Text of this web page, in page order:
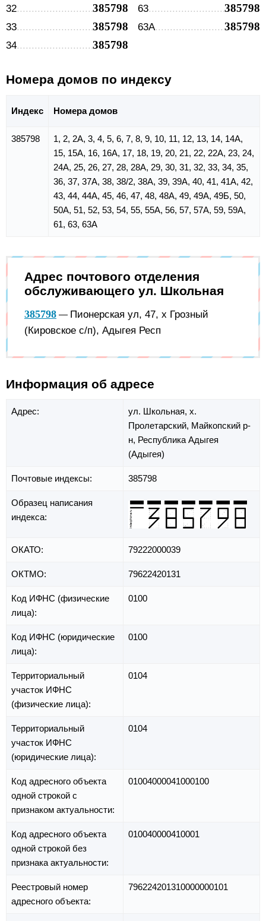
32 385798
33 385798
34 385798
63 385798
63А 385798
Номера домов по индексу
Индекс Номера домов
385798
1, 2, 2А, 3, 4, 5, 6, 7, 8, 9, 10, 11, 12, 13, 14, 14А,
15, 15А, 16, 16А, 17, 18, 19, 20, 21, 22, 22А, 23, 24,
24А, 25, 26, 27, 28, 28А, 29, 30, 31, 32, 33, 34, 35,
36, 37, 37А, 38, 38/2, 38А, 39, 39А, 40, 41, 41А, 42,
43, 44, 44А, 45, 46, 47, 48, 48А, 49, 49А, 49Б, 50,
50А, 51, 52, 53, 54, 55, 55А, 56, 57, 57А, 59, 59А,
61, 63, 63А
Адрес почтового отделения
обслуживающего ул. Школьная
385798 — Пионерская ул, 47, х Грозный
(Кировское с/п), Адыгея Респ
Информация об адресе
Адрес: ул. Школьная, х.
Пролетарский, Майкопский р-
н, Республика Адыгея
(Адыгея)
Почтовые индексы: 385798
Образец написания
индекса:
ОКАТО: 79222000039
ОКТМО: 79622420131
Код ИФНС (физические
лица):
0100
Код ИФНС (юридические
лица):
0100
Территориальный
участок ИФНС
(физические лица):
0104
Территориальный
участок ИФНС
(юридические лица):
0104
Код адресного объекта
одной строкой с
признаком актуальности:
01004000041000100
Код адресного объекта
одной строкой без
признака актуальности:
010040000410001
Реестровый номер
адресного объекта:
796224201310000000101